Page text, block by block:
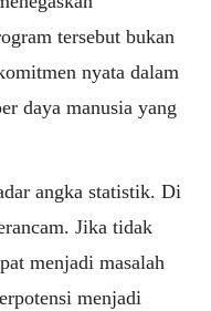
tersebut bukan
nyata dalam
daya manusia yang
angka statistik. Di
Jika tidak
menjadi masalah
menjadi